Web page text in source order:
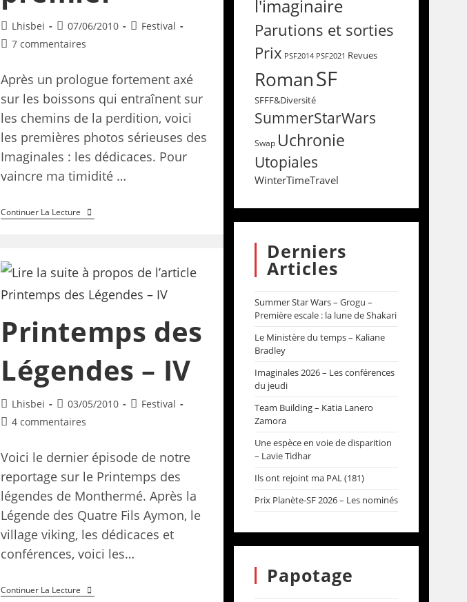
Lhisbei 07/06/2010
Festival
7 commentaires
Après un prologue fortement axé
sur les boissons qui entraînent sur
les chemins de la perdition, voici
les premières photos sérieuses des
Imaginales : les dédicaces. Pour
vaincre ma timidité …
Continuer La Lecture
Printemps des
Légendes – IV
Lhisbei 03/05/2010
Festival
4 commentaires
Voici le dernier épisode de notre
reportage sur le Printemps des
légendes de Monthermé. Après la
Légende des Quatre Fils Aymon, le
village viking, les dédicaces et
conférences, voici les…
Continuer La Lecture
l'imaginaire
Parutions et sorties
Prix PSF2014 PSF2021 Revues
RomanSF
SFFF&Diversité
SummerStarWars
Swap Uchronie
Utopiales
WinterTimeTravel
Derniers
Articles
Summer Star Wars – Grogu –
Première escale : la lune de Shakari
Le Ministère du temps – Kaliane
Bradley
Imaginales 2026 – Les conférences
du jeudi
Team Building – Katia Lanero
Zamora
Une espèce en voie de disparition
– Lavie Tidhar
Ils ont rejoint ma PAL (181)
Prix Planète-SF 2026 – Les nominés
Papotage